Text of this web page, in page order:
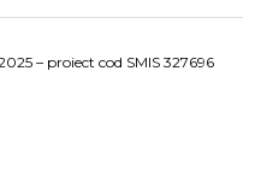
– proiect cod SMIS 327696